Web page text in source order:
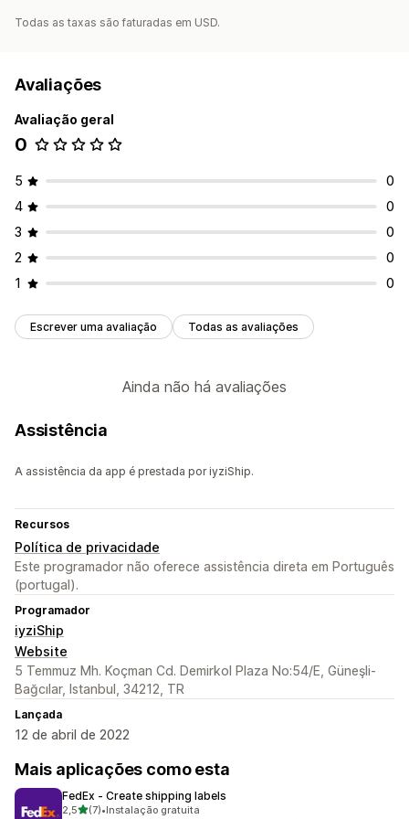
Todas as taxas são faturadas em USD.
Avaliações
Avaliação geral
0
5
0
4
0
3
0
2
0
1
0
Escrever uma avaliação Todas as avaliações
Ainda não há avaliações
Assistência
A assistência da app é prestada por iyziShip.
Recursos
Política de privacidade
Este programador não oferece assistência direta em Português
(portugal).
Programador
iyziShip
Website
5 Temmuz Mh. Koçman Cd. Demirkol Plaza No:54/E, Güneşli-
Bağcılar, Istanbul, 34212, TR
Lançada
12 de abril de 2022
Mais aplicações como esta
FedEx ‑ Create shipping labels
2,5de 5 estrelas
(7)
7 total de avaliações
•Instalação gratuita